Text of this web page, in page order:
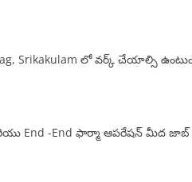
Srikakulam లో వర్క్ చేయాల్సి
End -End ఫార్మా ఆపరేషన్ మీద జాబ్